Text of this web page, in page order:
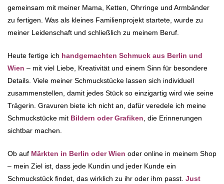
gemeinsam mit meiner Mama, Ketten, Ohrringe und Armbänder
zu fertigen. Was als kleines Familienprojekt startete, wurde zu
meiner Leidenschaft und schließlich zu meinem Beruf.
Heute fertige ich handgemachten Schmuck aus Berlin und
Wien – mit viel Liebe, Kreativität und einem Sinn für besondere
Details. Viele meiner Schmuckstücke lassen sich individuell
zusammenstellen, damit jedes Stück so einzigartig wird wie seine
Trägerin. Gravuren biete ich nicht an, dafür veredele ich meine
Schmuckstücke mit Bildern oder Grafiken , die Erinnerungen
sichtbar machen.
Ob auf Märkten in Berlin oder Wien oder online in meinem Shop
– mein Ziel ist, dass jede Kundin und jeder Kunde ein
Schmuckstück findet, das wirklich zu ihr oder ihm passt. Just